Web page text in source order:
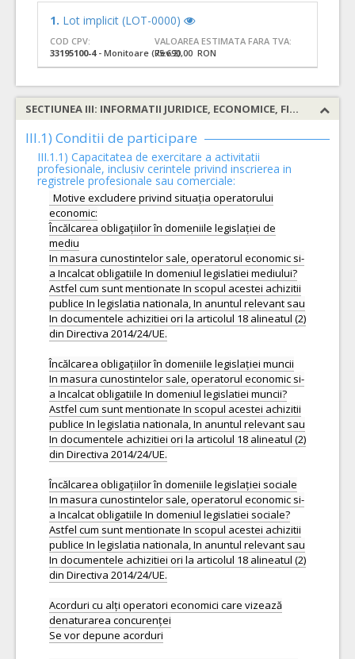
1. Lot implicit (LOT-0000)
COD CPV:
33195100-4- Monitoare (Rev.2)
VALOAREA ESTIMATA FARA TVA:
75.690,00 RON
SECTIUNEA III: INFORMATII JURIDICE, ECONOMICE, FINANCIARE SI TEHNICE
III.1) Conditii de participare
III.1.1) Capacitatea de exercitare a activitatii
profesionale, inclusiv cerintele privind inscrierea in
registrele profesionale sau comerciale:
Motive excludere privind situația operatorului
economic:
Încălcarea obligațiilor în domeniile legislației de
mediu
In masura cunostintelor sale, operatorul economic si-
a Incalcat obligatiile In domeniul legislatiei mediului?
Astfel cum sunt mentionate In scopul acestei achizitii
publice In legislatia nationala, In anuntul relevant sau
In documentele achizitiei ori la articolul 18 alineatul (2)
din Directiva 2014/24/UE.
Încălcarea obligațiilor în domeniile legislației muncii
In masura cunostintelor sale, operatorul economic si-
a Incalcat obligatiile In domeniul legislatiei muncii?
Astfel cum sunt mentionate In scopul acestei achizitii
publice In legislatia nationala, In anuntul relevant sau
In documentele achizitiei ori la articolul 18 alineatul (2)
din Directiva 2014/24/UE.
Încălcarea obligațiilor în domeniile legislației sociale
In masura cunostintelor sale, operatorul economic si-
a Incalcat obligatiile In domeniul legislatiei sociale?
Astfel cum sunt mentionate In scopul acestei achizitii
publice In legislatia nationala, In anuntul relevant sau
In documentele achizitiei ori la articolul 18 alineatul (2)
din Directiva 2014/24/UE.
Acorduri cu alți operatori economici care vizează
denaturarea concurenței
Se vor depune acorduri